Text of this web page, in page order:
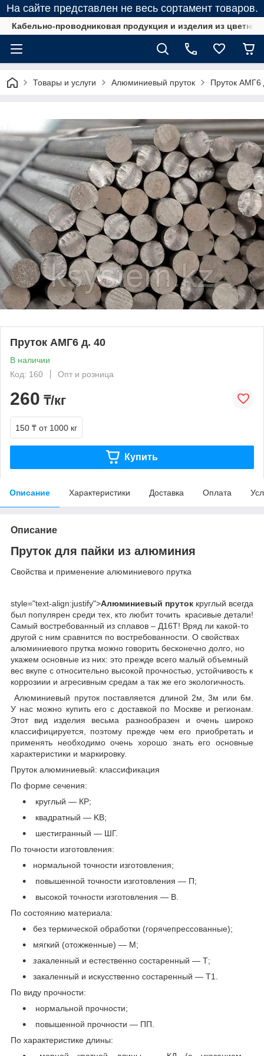
На сайте представлен не весь сортамент товаров.
Кабельно-проводниковая продукция и изделия из
Товары и услуги Алюминиевый пруток Пруток АМГ6
Пруток АМГ6 д. 40
В наличии
Код: 160
Опт и розница
260 ₸/кг
150 ₸ от 1000 кг
Купить
Описание Характеристики Доставка Оплата
Описание
Пруток для пайки из алюминия
Свойства и применение алюминиевого прутка
style="text-align:justify">Алюминиевый пруток круглый всегда
был популярен среди тех, кто любит точить красивые детали!
Самый востребованный из сплавов – Д16Т! Вряд ли какой-то
другой с ним сравнится по востребованности. О свойствах
алюминиевого прутка можно говорить бесконечно долго, но
укажем основные из них: это прежде всего малый объемный
вес вкупе с относительно высокой прочностью, устойчивость к
коррозиии и агресивным средам а так же его экологичность.
Алюминиевый пруток поставляется длиной 2м, 3м или 6м.
У нас можно купить его с доставкой по Москве и регионам.
Этот вид изделия весьма разнообразен и очень широко
классифицируется, поэтому прежде чем его приобретать и
применять необходимо очень хорошо знать его основные
характеристики и маркировку.
Пруток алюминиевый: классификация
По форме сечения:
круглый — КР;
квадратный — KB;
шестигранный — ШГ.
По точности изготовления:
нормальной точности изготовления;
повышенной точности изготовления — П;
высокой точности изготовления — В.
По состоянию материала:
без термической обработки (горячепрессованные);
мягкий (отожженные) — М;
закаленный и естественно состаренный — Т;
закаленный и искусственно состаренный — Т1.
По виду прочности:
нормальной прочности;
повышенной прочности — ПП.
По характеристике длины: